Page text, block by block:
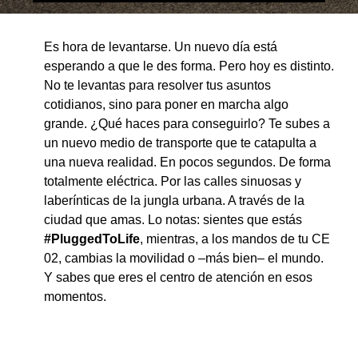
Es hora de levantarse. Un nuevo día está
esperando a que le des forma. Pero hoy es distinto.
No te levantas para resolver tus asuntos
cotidianos, sino para poner en marcha algo
grande. ¿Qué haces para conseguirlo? Te subes a
un nuevo medio de transporte que te catapulta a
una nueva realidad. En pocos segundos. De forma
totalmente eléctrica. Por las calles sinuosas y
laberínticas de la jungla urbana. A través de la
ciudad que amas. Lo notas: sientes que estás
#PluggedToLife, mientras, a los mandos de tu CE
02, cambias la movilidad o –más bien– el mundo.
Y sabes que eres el centro de atención en esos
momentos.